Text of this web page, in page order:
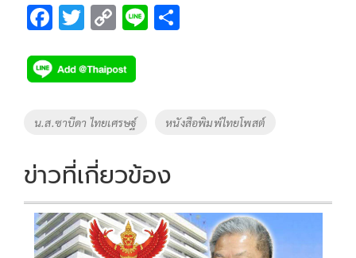
F
e
b
o
k
T
tt
er
C
p
y
Li
k
Li
Tags
น.ส.ซาบีดา ไทยเศรษฐ์ หนังสือพิมพ์ไทยโพสต์
ข่าวที่เกี่ยวข้อง